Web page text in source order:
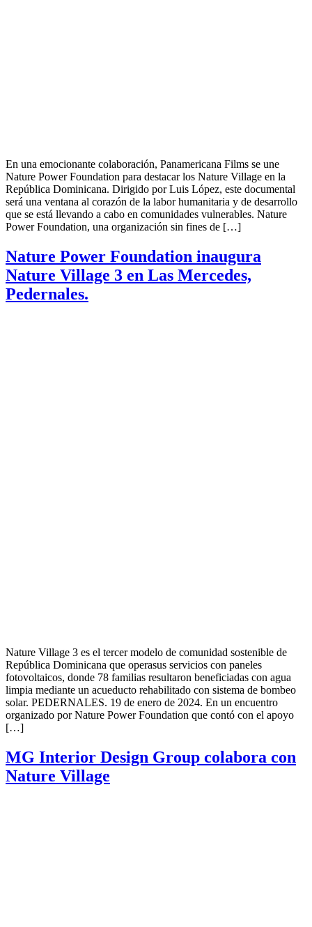
En una emocionante colaboración, Panamericana Films se une
Nature Power Foundation para destacar los Nature Village en la
República Dominicana. Dirigido por Luis López, este documental
será una ventana al corazón de la labor humanitaria y de desarrollo
que se está llevando a cabo en comunidades vulnerables. Nature
Power Foundation, una organización sin fines de […]
Nature Power Foundation inaugura
Nature Village 3 en Las Mercedes,
Pedernales.
Nature Village 3 es el tercer modelo de comunidad sostenible de
República Dominicana que operasus servicios con paneles
fotovoltaicos, donde 78 familias resultaron beneficiadas con agua
limpia mediante un acueducto rehabilitado con sistema de bombeo
solar. PEDERNALES. 19 de enero de 2024. En un encuentro
organizado por Nature Power Foundation que contó con el apoyo
[…]
MG Interior Design Group colabora con
Nature Village